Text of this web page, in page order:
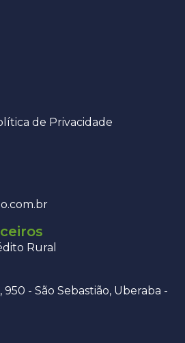
de Privacidade
Rural
- São Sebastião, Uberaba -